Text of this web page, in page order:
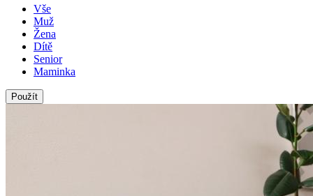
Vše
Muž
Žena
Dítě
Senior
Maminka